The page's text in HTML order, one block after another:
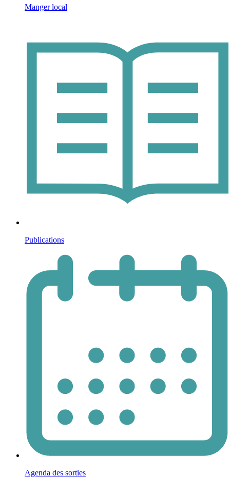
Manger local
Publications
Agenda des sorties